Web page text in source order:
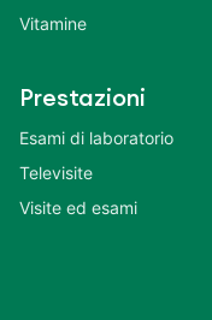
Vitamine
Prestazioni
Esami di laboratorio
Televisite
Visite ed esami